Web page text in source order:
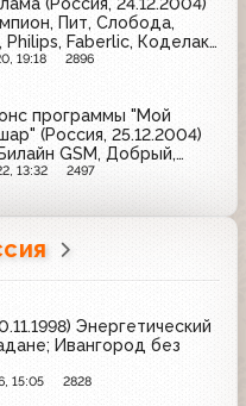
Пит, Слобода,
Philips, Faberlic, Коделак,
Orbit
19:18 2896
программы "Мой
(Россия, 25.12.2004)
GSM, Добрый,
медведь, Lipton, Tefal,
13:32 2497
Энергетический
Ивангород без
15:05 2828